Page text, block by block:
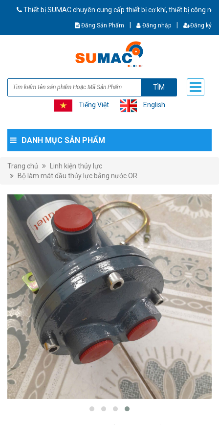
bị SUMAC chuyên cung cấp thiết bị cơ khí, thiết bị công nghiệp
Đăng Sản Phẩm Đăng nhập Đăng ký
TÌM
Tiếng Việt English
DANH MỤC SẢN PHẨM
Trang chủ
Linh kiện thủy lực
Bộ làm mát dầu thủy lực bằng nước OR